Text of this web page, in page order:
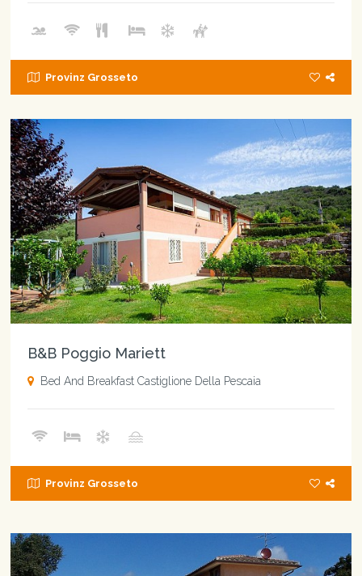
Provinz Grosseto
B&B Poggio Mariett
Bed And Breakfast Castiglione Della Pescaia
Provinz Grosseto